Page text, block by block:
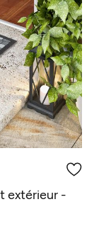
extérieur -